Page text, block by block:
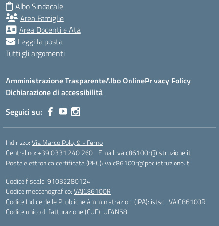
Albo Sindacale
Area Famiglie
Area Docenti e Ata
Leggi la posta
Tutti gli argomenti
Amministrazione TrasparenteAlbo OnlinePrivacy Policy
Dichiarazione di accessibilità
Seguici su:
Indirizzo:Via Marco Polo, 9 - Ferno
Centralino:+39 0331 240 260 Email:vaic86100r@istruzione.it
Posta elettronica certificata (PEC):vaic86100r@pec.istruzione.it
Codice fiscale: 91032280124
Codice meccanografico:VAIC86100R
Codice Indice delle Pubbliche Amministrazioni (IPA): istsc_VAIC86100R
Codice unico di fatturazione (CUF): UF4N58